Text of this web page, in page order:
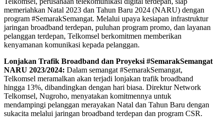
memeriahkan Natal 2023 dan Tahun Baru 2024 (NARU) dengan
program #SemarakSemangat. Melalui upaya kesiapan infrastruktur
jaringan broadband terdepan, puluhan program promo, dan layanan
pelanggan terdepan, Telkomsel berkomitmen memberikan
kenyamanan komunikasi kepada pelanggan.
Lonjakan Trafik Broadband dan Proyeksi #SemarakSemangat
NARU 2023/2024: Dalam semangat #SemarakSemangat,
Telkomsel meramalkan akan terjadi lonjakan trafik broadband
hingga 13%, dibandingkan dengan hari biasa. Direktur Network
Telkomsel, Nugroho, menyatakan komitmennya untuk
mendampingi pelanggan merayakan Natal dan Tahun Baru dengan
sukacita melalui jaringan broadband terdepan dan program CSR.